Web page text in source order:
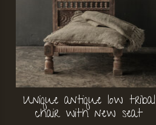
Unique antique low tribal
chair with new seat